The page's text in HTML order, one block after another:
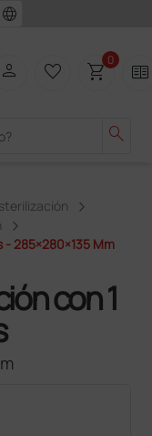
language
search
person favorite_border shopping_cart0 two_pager
- 285×280×135 Mm
con 1